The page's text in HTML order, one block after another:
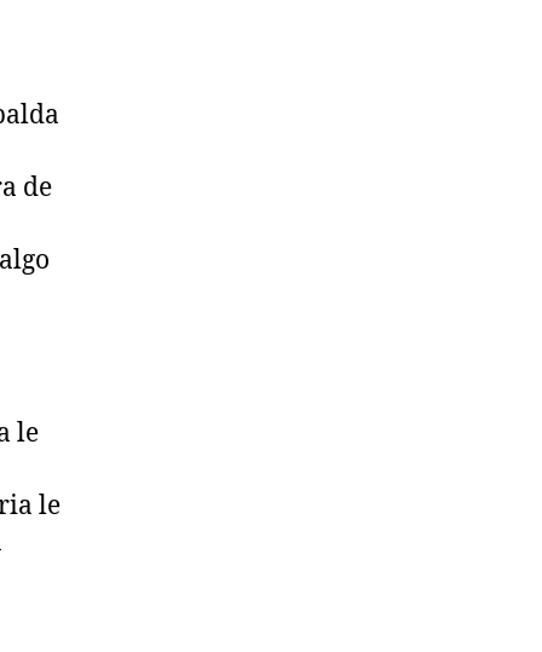
de
le
le